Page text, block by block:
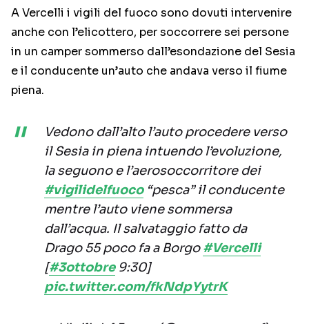
A Vercelli i vigili del fuoco sono dovuti intervenire
anche con l’elicottero, per soccorrere sei persone
in un camper sommerso dall’esondazione del Sesia
e il conducente un’auto che andava verso il fiume
piena.
Vedono dall’alto l’auto procedere verso
il Sesia in piena intuendo l’evoluzione,
la seguono e l’aerosoccorritore dei
#vigilidelfuoco“pesca” il conducente
mentre l’auto viene sommersa
dall’acqua. Il salvataggio fatto da
Drago 55 poco fa a Borgo#Vercelli
[#3ottobre9:30]
pic.twitter.com/fkNdpYytrK